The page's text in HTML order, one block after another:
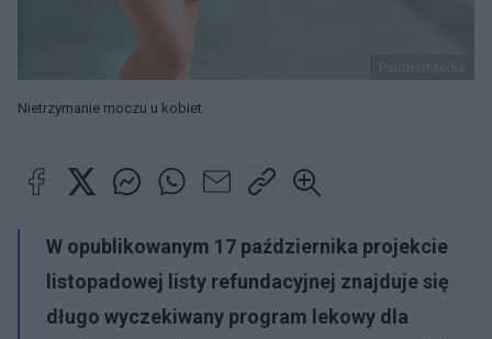
Nietrzymanie moczu u kobiet
W opublikowanym 17 października projekcie
listopadowej listy refundacyjnej znajduje się
długo wyczekiwany program lekowy dla